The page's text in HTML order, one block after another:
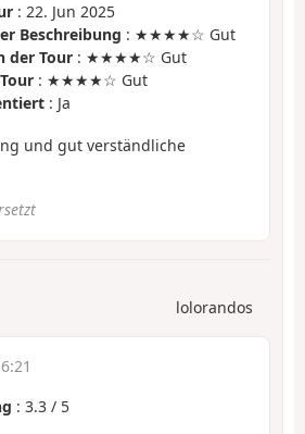
: 22. Jun 2025
Beschreibung : ★★★★☆ Gut
der Tour : ★★★★☆ Gut
: ★★★★☆ Gut
: Ja
und gut verständliche
lolorandos
: 3.3 / 5